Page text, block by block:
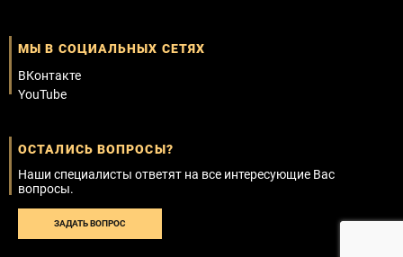
МЫ В СОЦИАЛЬНЫХ СЕТЯХ
ВКонтакте
YouTube
ОСТАЛИСЬ ВОПРОСЫ?
Наши специалисты ответят на все интересующие Вас
вопросы.
ЗАДАТЬ ВОПРОС